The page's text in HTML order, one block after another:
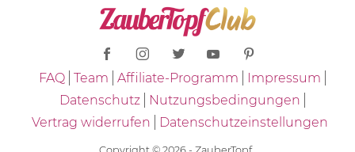
FAQ Team Affiliate-Programm
Impressum
Datenschutz
Nutzungsbedingungen
Vertrag widerrufen
Datenschutzeinstellungen